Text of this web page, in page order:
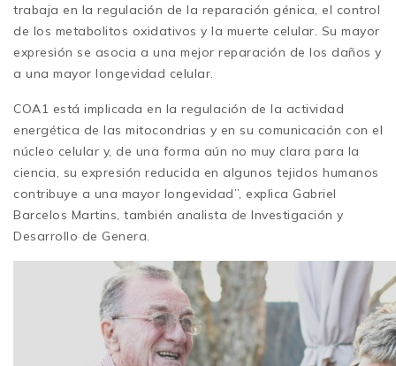
trabaja en la regulación de la reparación génica, el control
de los metabolitos oxidativos y la muerte celular. Su mayor
expresión se asocia a una mejor reparación de los daños y
a una mayor longevidad celular.
COA1 está implicada en la regulación de la actividad
energética de las mitocondrias y en su comunicación con el
núcleo celular y, de una forma aún no muy clara para la
ciencia, su expresión reducida en algunos tejidos humanos
contribuye a una mayor longevidad”, explica Gabriel
Barcelos Martins, también analista de Investigación y
Desarrollo de Genera.